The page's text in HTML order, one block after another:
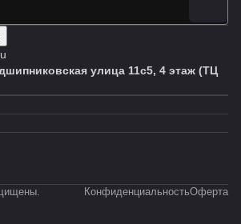
улица 11с5, 4 этаж (ТЦ
КонфиденциальностьОферта